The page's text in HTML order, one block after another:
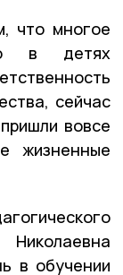
что многое
в детях
сейчас
вовсе
жизненные
в обучении